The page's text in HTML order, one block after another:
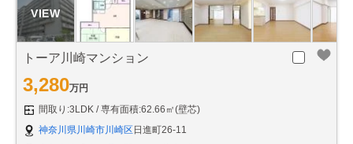
トーア川崎マンション
3,280万円
間取り:3LDK
専有面積:62.66㎡(壁芯)
神奈川県川崎市川崎区 日進町26-11